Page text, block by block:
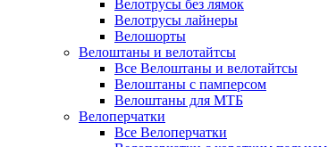
Велотрусы без лямок
Велотрусы лайнеры
Велошорты
Велоштаны и велотайтсы
Все Велоштаны и велотайтсы
Велоштаны с памперсом
Велоштаны для МТБ
Велоперчатки
Все Велоперчатки